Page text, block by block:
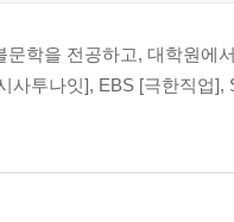
문학을 전공하고, 대학원에
사투나잇], EBS [극한직업